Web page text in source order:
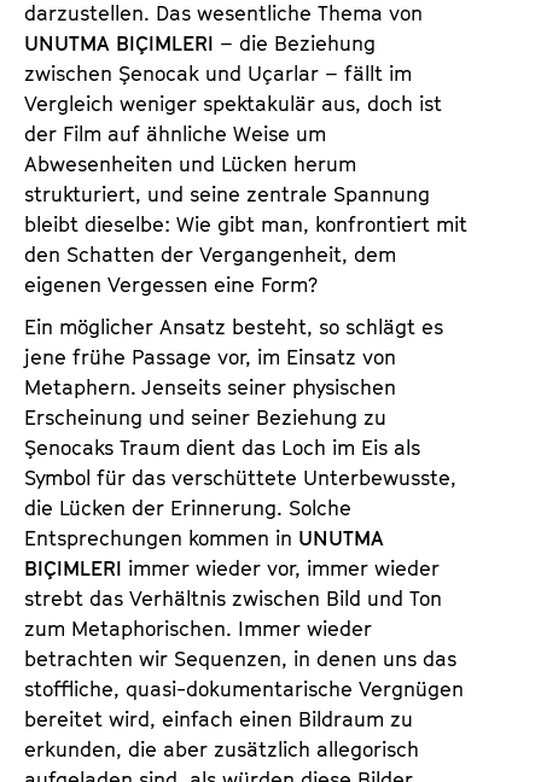
darzustellen. Das wesentliche Thema von
UNUTMA BIÇIMLERI – die Beziehung
zwischen Şenocak und Uçarlar – fällt im
Vergleich weniger spektakulär aus, doch ist
der Film auf ähnliche Weise um
Abwesenheiten und Lücken herum
strukturiert, und seine zentrale Spannung
bleibt dieselbe: Wie gibt man, konfrontiert mit
den Schatten der Vergangenheit, dem
eigenen Vergessen eine Form?
Ein möglicher Ansatz besteht, so schlägt es
jene frühe Passage vor, im Einsatz von
Metaphern. Jenseits seiner physischen
Erscheinung und seiner Beziehung zu
Şenocaks Traum dient das Loch im Eis als
Symbol für das verschüttete Unterbewusste,
die Lücken der Erinnerung. Solche
Entsprechungen kommen in UNUTMA
BIÇIMLERI immer wieder vor, immer wieder
strebt das Verhältnis zwischen Bild und Ton
zum Metaphorischen. Immer wieder
betrachten wir Sequenzen, in denen uns das
stoffliche, quasi-dokumentarische Vergnügen
bereitet wird, einfach einen Bildraum zu
erkunden, die aber zusätzlich allegorisch